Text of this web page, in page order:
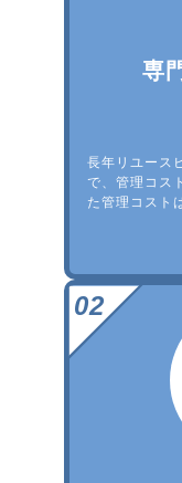
専
長年リユース
で、管理コス
た管理コスト